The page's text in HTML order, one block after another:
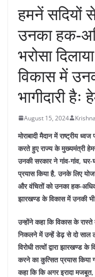
हमनें सदियों
उनका हक-
भरोसा
विकास में
भागीदारी हैः
August 15, 2024
मोराबादी मैदान में राष्ट्रीय
करते हुए राज्य के मुख्यमंत्री
उनकी सरकार ने गांव-गांव,
प्रयास किया है, उनके लिए
और वंचितों को उनका हक-
झारखण्ड के विकास में उनकी भी
उन्होंने कहा कि विकास के
निकलने में उन्हें डेढ़ से दो साल
विरोधी तत्वों द्वारा झारखण्ड
करने का कुत्सित प्रयास
कहा कि कि अगर इरादा मजबूत,